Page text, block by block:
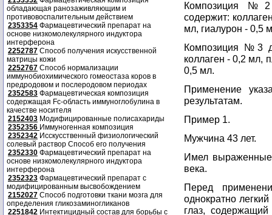
обладающая ранозаживляющим и
противовоспалительным действием
2353354 Фармацевтический препарат на
основе низкомолекулярного индуктора
интерферона
2252787 Способ получения искусственной
матрицы кожи
2252767 Способ нормализации
иммунобиохимического гомеостаза коров в
предродовом и послеродовом периодах
2352583 Фармацевтическая композиция
содержащая Fc-область иммуноглобулина в
качестве носителя
2152403 Модифицированные полисахариды
2352356 Иммуногенная композиция
2352342 Исскусственный физиологический
солевый раствор Способ его получения
2352330 Фармацевтический препарат на
основе низкомолекулярного индуктора
интерферона
2352323 Фармацевтический препарат с
модифицированным высвобождением
2152027 Способ подготовки ткани мозга для
определения гликозаминогликанов
2251842 Интектицидный состав для борьбы с
Композиция №2
содержит:
мл, гиалурон - 0,5
Композиция №3
коллаген - 0,2 мл,
0,5 мл.
Применение
результатам.
Пример 1.
Мужчина 43 лет.
Имел выраженные
века.
Перед
однократно
глаз,